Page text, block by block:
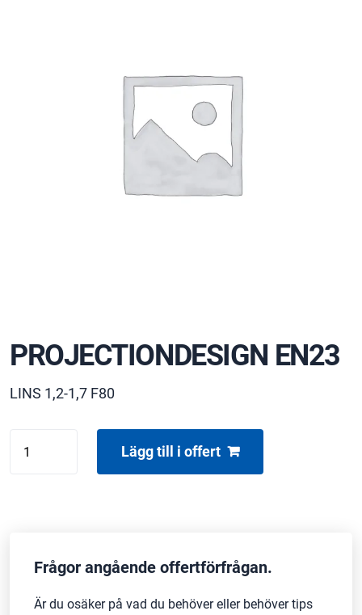
PROJECTIONDESIGN EN23
LINS 1,2-1,7 F80
EN23
Lägg till i offert
Frågor angående offertförfrågan.
Är du osäker på vad du behöver eller behöver tips